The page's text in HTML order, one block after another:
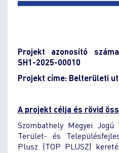
Projekt azonosító
SH1-2025-00010
Projekt címe: Belterületi
A projekt célja és rövid
Szombathely Megyei Jogú
Terület- és
Plusz (TOP PLUSZ)